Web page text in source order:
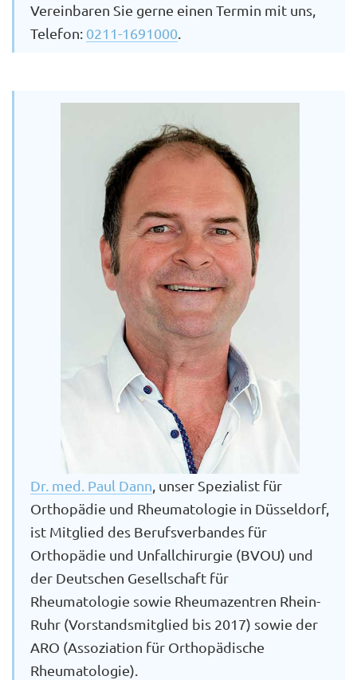
Vereinbaren Sie gerne einen Termin mit uns,
Telefon: 0211-1691000
Dr. med. Paul Dann, unser Spezialist für
Orthopädie und Rheumatologie in Düsseldorf,
ist Mitglied des Berufsverbandes für
Orthopädie und Unfallchirurgie (BVOU) und
der Deutschen Gesellschaft für
Rheumatologie sowie Rheumazentren Rhein-
Ruhr (Vorstandsmitglied bis 2017) sowie der
ARO (Assoziation für Orthopädische
Rheumatologie).